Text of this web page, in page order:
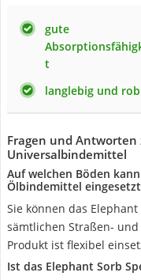
gute
t
langlebig und
Fragen und Antworten
Universalbindemittel
Auf welchen Böden
Ölbindemittel
Sie können das
sämtlichen Straßen-
Produkt ist flexibel
Ist das Elephant Sorb